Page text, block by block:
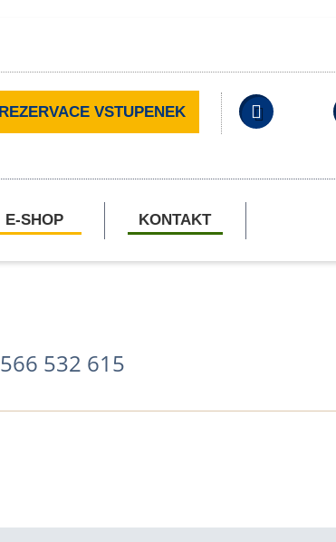
REZERVACE VSTUPENEK
E-SHOP KONTAKT
566 532 615